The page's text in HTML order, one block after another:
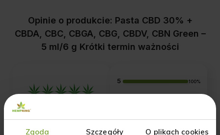
Zgoda Szczegóły O plikach cookies
Opinie o produkcie: Pasta CBD 30% +
CBDA, CBC, CBGA, CBG, CBDV, CBN Green –
5 ml/6 g Krótki termin ważności
zebranych i zweryfikowanych przez
5 100%
2 0%